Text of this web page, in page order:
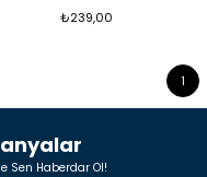
₺239,00
1
Sen Haberdar Ol!